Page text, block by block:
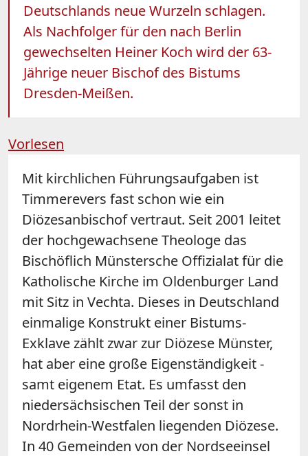
Deutschlands neue Wurzeln schlagen.
Als Nachfolger für den nach Berlin
gewechselten Heiner Koch wird der 63-
Jährige neuer Bischof des Bistums
Dresden-Meißen.
Vorlesen
Mit kirchlichen Führungsaufgaben ist
Timmerevers fast schon wie ein
Diözesanbischof vertraut. Seit 2001 leitet
der hochgewachsene Theologe das
Bischöflich Münstersche Offizialat für die
Katholische Kirche im Oldenburger Land
mit Sitz in Vechta. Dieses in Deutschland
einmalige Konstrukt einer Bistums-
Exklave zählt zwar zur Diözese Münster,
hat aber eine große Eigenständigkeit -
samt eigenem Etat. Es umfasst den
niedersächsischen Teil der sonst in
Nordrhein-Westfalen liegenden Diözese.
In 40 Gemeinden von der Nordseeinsel